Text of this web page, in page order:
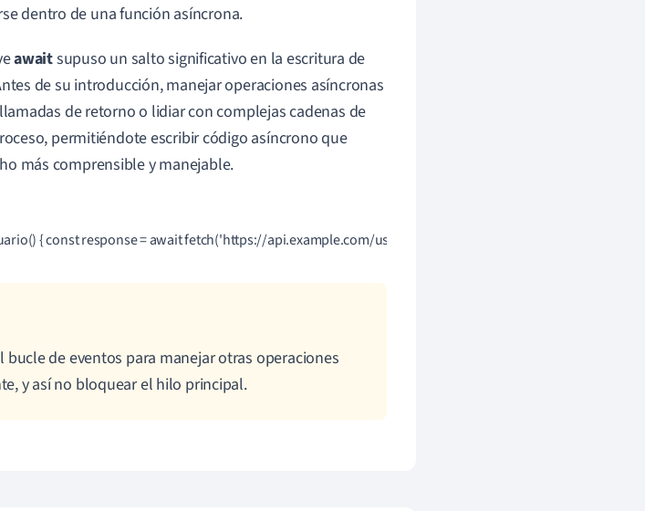
dentro de una función asíncrona.
awaitsupuso un salto significativo en la escritura de
de su introducción, manejar operaciones asíncronas
de retorno o lidiar con complejas cadenas de
permitiéndote escribir código asíncrono que
más comprensible y manejable.
{ const response = await fetch('https://api.example.com/user'); const data = await response.json();
bucle de eventos para manejar otras operaciones
y así no bloquear el hilo principal.